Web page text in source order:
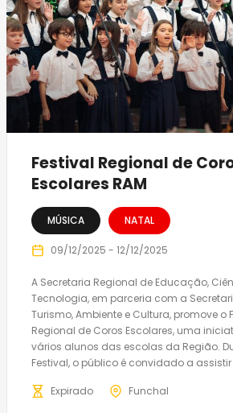
Festival Regional de
Escolares RAM
MÚSICA NATAL
09/12/2025 - 12/12/2025
A Secretaria Regional de Educação,
Tecnologia, em parceria com a
Turismo, Ambiente e Cultura, promove o
Regional de Coros Escolares, uma
vários alunos das escolas da Região.
Festival, o público é convidado a assistir
Expirado Funchal